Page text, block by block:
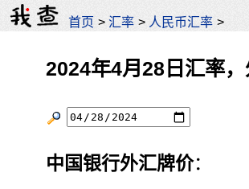
首页 >汇率 > 人民币汇率 >
2024年4月28日汇率
中国银行外汇牌价：